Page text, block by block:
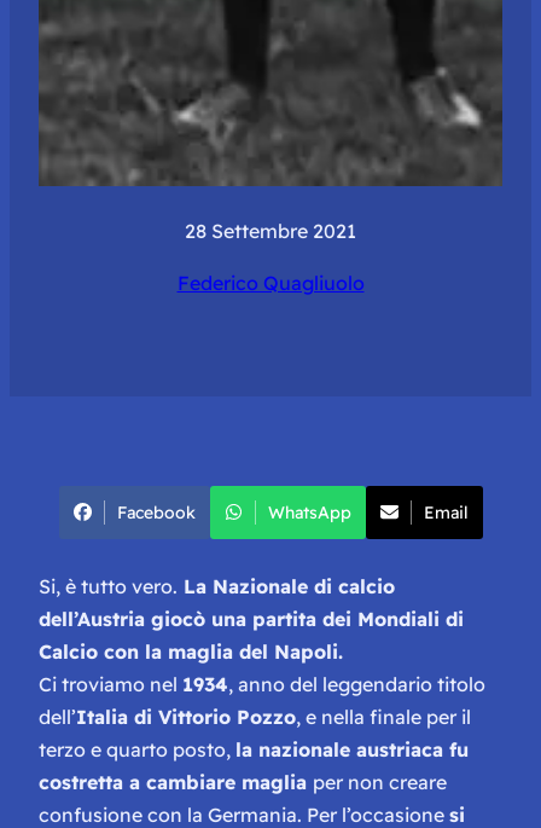
28 Settembre 2021
Federico Quagliuolo
Facebook WhatsApp Email
Si, è tutto vero. La Nazionale di calcio
dell’Austria giocò una partita dei Mondiali di
Calcio con la maglia del Napoli.
Ci troviamo nel 1934, anno del leggendario titolo
dell’Italia di Vittorio Pozzo, e nella finale per il
terzo e quarto posto, la nazionale austriaca fu
costretta a cambiare maglia per non creare
confusione con la Germania. Per l’occasione si